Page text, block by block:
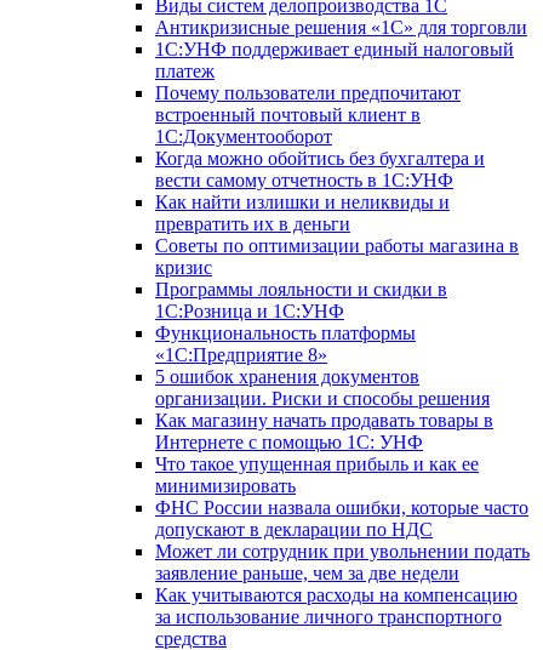
Виды систем делопроизводства 1C
Антикризисные решения «1С» для торговли
1С:УНФ поддерживает единый налоговый
платеж
Почему пользователи предпочитают
встроенный почтовый клиент в
1С:Документооборот
Когда можно обойтись без бухгалтера и
вести самому отчетность в 1С:УНФ
Как найти излишки и неликвиды и
превратить их в деньги
Советы по оптимизации работы магазина в
кризис
Программы лояльности и скидки в
1С:Розница и 1С:УНФ
Функциональность платформы
«1С:Предприятие 8»
5 ошибок хранения документов
организации. Риски и способы решения
Как магазину начать продавать товары в
Интернете с помощью 1С: УНФ
Что такое упущенная прибыль и как ее
минимизировать
ФНС России назвала ошибки, которые часто
допускают в декларации по НДС
Может ли сотрудник при увольнении подать
заявление раньше, чем за две недели
Как учитываются расходы на компенсацию
за использование личного транспортного
средства